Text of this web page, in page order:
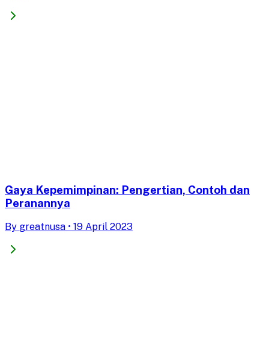
Gaya Kepemimpinan: Pengertian, Contoh dan
Peranannya
By greatnusa • 19 April 2023